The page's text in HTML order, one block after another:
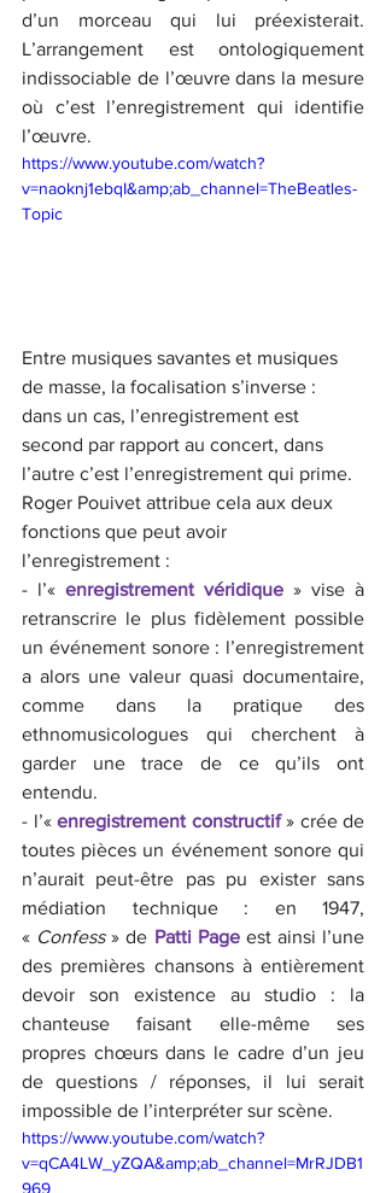
d’un morceau qui lui préexisterait.
L’arrangement est ontologiquement
indissociable de l’œuvre dans la mesure
où c’est l’enregistrement qui identifie
l’œuvre.
https://www.youtube.com/watch?
v=naoknj1ebqI&amp;ab_channel=TheBeatles-
Topic
Entre musiques savantes et musiques
de masse, la focalisation s’inverse :
dans un cas, l’enregistrement est
second par rapport au concert, dans
l’autre c’est l’enregistrement qui prime.
Roger Pouivet attribue cela aux deux
fonctions que peut avoir
l’enregistrement :
- l’« enregistrement véridique » vise à
retranscrire le plus fidèlement possible
un événement sonore : l’enregistrement
a alors une valeur quasi documentaire,
comme dans la pratique des
ethnomusicologues qui cherchent à
garder une trace de ce qu’ils ont
entendu.
- l’« enregistrement constructif » crée de
toutes pièces un événement sonore qui
n’aurait peut-être pas pu exister sans
médiation technique : en 1947,
« Confess » de Patti Page est ainsi l’une
des premières chansons à entièrement
devoir son existence au studio : la
chanteuse faisant elle-même ses
propres chœurs dans le cadre d’un jeu
de questions / réponses, il lui serait
impossible de l’interpréter sur scène.
https://www.youtube.com/watch?
v=qCA4LW_yZQA&amp;ab_channel=MrRJDB1
969